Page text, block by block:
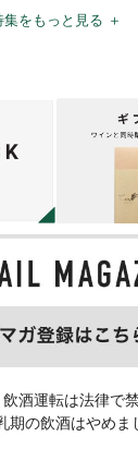
集をもっと見る ＋
酒運転は法律で
期の飲酒はやめま